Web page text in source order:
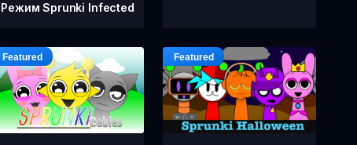
Режим Sprunki Infected